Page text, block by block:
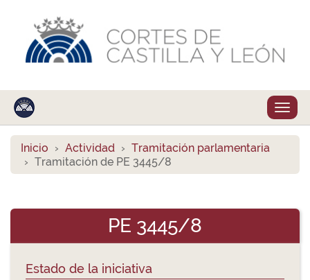
Inicio Actividad
Tramitación parlamentaria
Tramitación de PE 3445/8
PE 3445/8
Estado de la iniciativa